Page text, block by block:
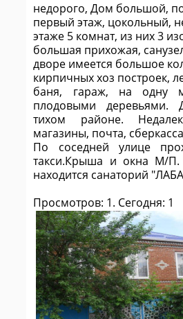
недорого, Дом большой,
первый этаж, цокольный,
этаже 5 комнат, из них 3
большая прихожая,
дворе имеется большое
кирпичных хоз построек,
баня, гараж, на одну
плодовыми деревьями.
тихом районе.
магазины, почта,
По соседней улице
такси.Крыша и окна М/
находится санаторий
Просмотров: 1. Сегодня: 1